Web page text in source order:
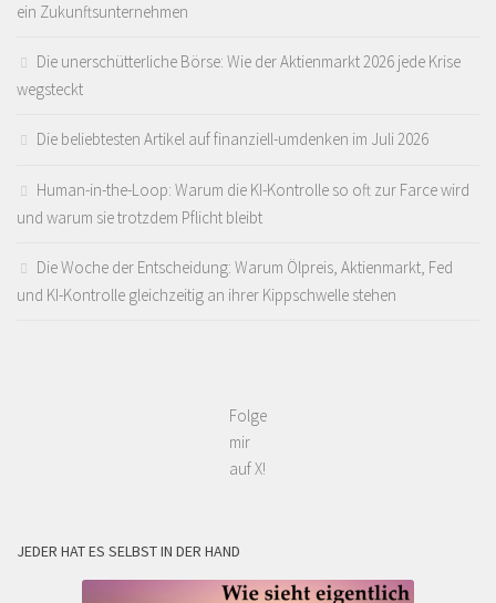
ein Zukunftsunternehmen
Die unerschütterliche Börse: Wie der Aktienmarkt 2026 jede Krise
wegsteckt
Die beliebtesten Artikel auf finanziell-umdenken im Juli 2026
Human-in-the-Loop: Warum die KI-Kontrolle so oft zur Farce wird
und warum sie trotzdem Pflicht bleibt
Die Woche der Entscheidung: Warum Ölpreis, Aktienmarkt, Fed
und KI-Kontrolle gleichzeitig an ihrer Kippschwelle stehen
Folge
mir
auf X!
JEDER HAT ES SELBST IN DER HAND